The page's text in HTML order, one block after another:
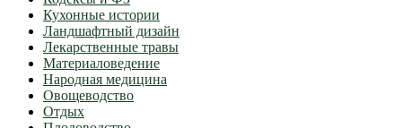
Кухонные истории
Ландшафтный дизайн
Лекарственные травы
Материаловедение
Народная медицина
Овощеводство
Отдых